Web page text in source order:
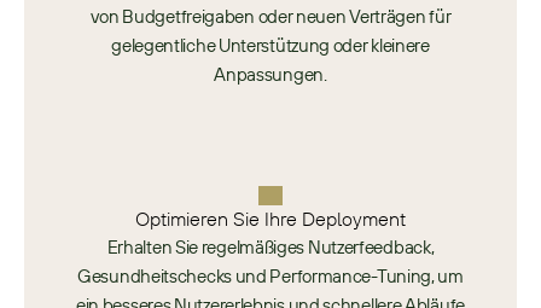
von Budgetfreigaben oder neuen Verträgen für
gelegentliche Unterstützung oder kleinere
Anpassungen.
Optimieren Sie Ihre Deployment​
Erhalten Sie regelmäßiges Nutzerfeedback,
Gesundheitschecks und Performance-Tuning, um